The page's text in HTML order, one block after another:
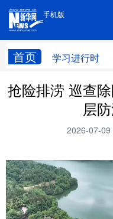
手机版
首页 学习进行时
手机版
学习进行时 高层
财经
科技 科创
文化
访谈 视频
抢险排涝 巡查
层
2026-07-09